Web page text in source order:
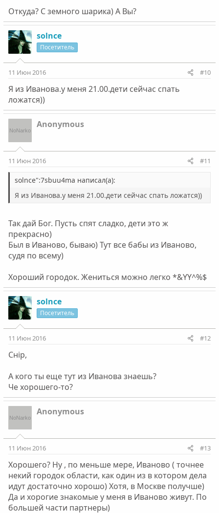
Откуда? С земного шарика) А Вы?
solnce
Посетитель
11 Июн 2016 #10
Я из Иванова.у меня 21.00.дети сейчас спать
ложатся))
Anonymous
11 Июн 2016 #11
solnce":7sbuu4ma написал(а):
Я из Иванова.у меня 21.00.дети сейчас спать ложатся))
Так дай Бог. Пусть спят сладко, дети это ж
прекрасно)
Был в Иваново, бываю) Тут все бабы из Иваново,
судя по всему)
Хороший городок. Жениться можно легко *&YY^%$
solnce
Посетитель
11 Июн 2016 #12
Снip,
А кого ты еще тут из Иванова знаешь?
Че хорошего-то?
Anonymous
11 Июн 2016 #13
Хорошего? Ну , по меньше мере, Иваново ( точнее
некий городок области, как один из в котором дела
идут достаточно хорошо) Хотя, в Москве получше)
Да и хорогие знакомые у меня в Иваново живут. По
большей части партнеры)